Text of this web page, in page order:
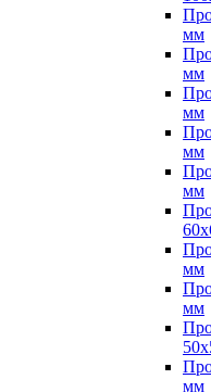
мм
мм
мм
мм
мм
мм
мм
мм